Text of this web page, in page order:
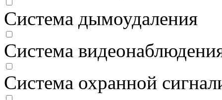
Система дымоудаления
Система
Система охранной